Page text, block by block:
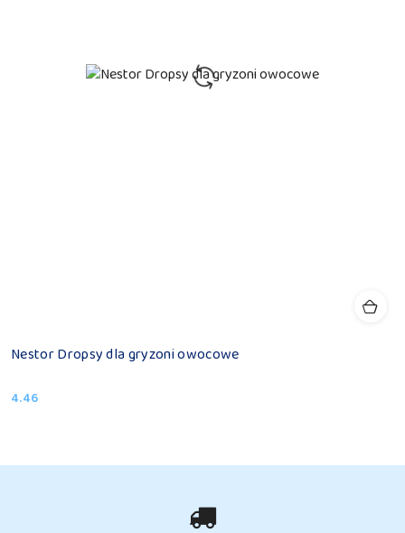
Nestor Dropsy dla gryzoni owocowe
Cena:
4.46